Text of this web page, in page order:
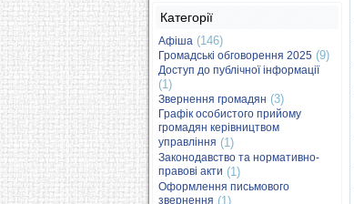
Категорії
Афіша (146)
Громадські обговорення 2025 (9)
Доступ до публічної інформації
(1)
Звернення громадян (3)
Графік особистого прийому
громадян керівництвом
управління (1)
Законодавство та нормативно-
правові акти (1)
Оформлення письмового
звернення (1)